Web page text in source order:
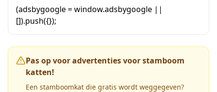
(adsbygoogle = window.adsbygoogle ||
[]).push({});
Pas op voor advertenties voor stamboom
katten!
Een stamboomkat die gratis wordt weggegeven?